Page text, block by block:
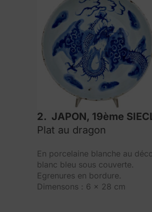
2. JAPON, 19ème
Plat au dragon
En porcelaine blanche au
blanc bleu sous couverte.
Egrenures en bordure.
Dimensons : 6 x 28 cm